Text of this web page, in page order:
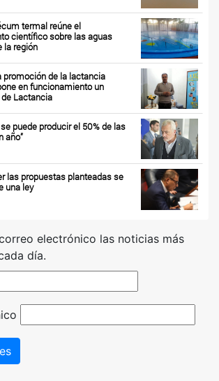
termal reúne el
científico sobre las aguas
la región
promoción de la lactancia
en funcionamiento un
Lactancia
puede producir el 50% de las
año”
las propuestas planteadas se
una ley
electrónico las noticias más
día.